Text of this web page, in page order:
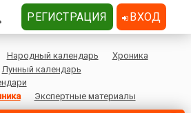
Народный календарь
Хроника
Лунный календарь
Экспертные материалы
РЕГИСТРАЦИЯ ВХОД